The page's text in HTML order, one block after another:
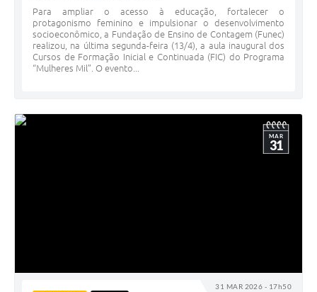
Para ampliar o acesso à educação, fortalecer o
protagonismo feminino e impulsionar o desenvolvimento
socioeconômico, a Fundação de Ensino de Contagem (Funec)
realizou, na última segunda-feira (13/4), a aula inaugural dos
Cursos de Formação Inicial e Continuada (FIC) do Programa
“Mulheres Mil”. O evento...
31 MAR 2026 - 17h50
MAR
31